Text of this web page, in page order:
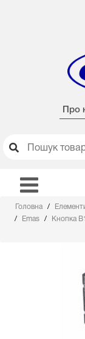
Про
Головна
Emas
Кнопка